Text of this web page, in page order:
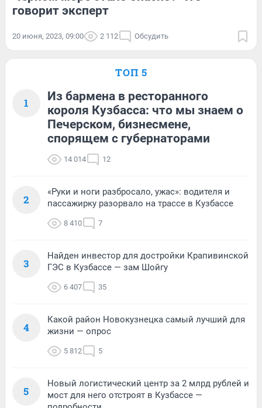
говорит эксперт
20 июня, 2023, 09:00 2 112 Обсудить
ТОП 5
1
Из бармена в ресторанного
короля Кузбасса: что мы знаем о
Печерском, бизнесмене,
спорящем с губернаторами
14 014 12
2
«Руки и ноги разбросало, ужас»: водителя и
пассажирку разорвало на трассе в Кузбассе
8 410 7
3
Найден инвестор для достройки Крапивинской
ГЭС в Кузбассе — зам Шойгу
6 407 35
4
Какой район Новокузнецка самый лучший для
жизни — опрос
5 812 5
5
Новый логистический центр за 2 млрд рублей и
мост для него отстроят в Кузбассе —